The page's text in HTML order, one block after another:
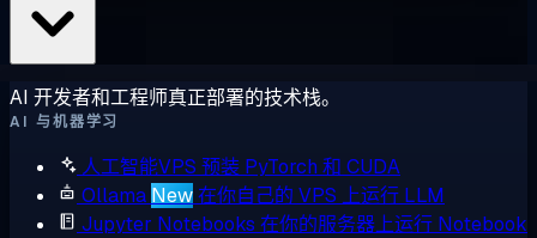
AI 开发者和工程师真正部署的技术栈。
AI 与机器学习
人工智能VPS 预装 PyTorch 和 CUDA
Ollama New在你自己的 VPS 上运行 LLM
Jupyter Notebooks 在你的服务器上运行 Notebook